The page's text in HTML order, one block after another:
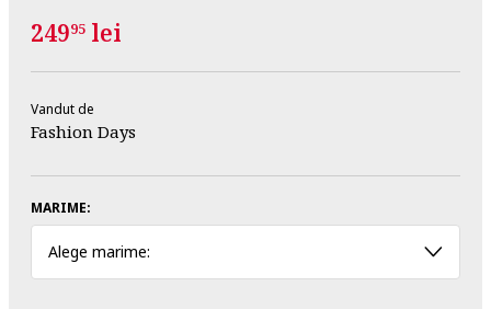
24995 lei
Vandut de
Fashion Days
MARIME:
Alege marime: